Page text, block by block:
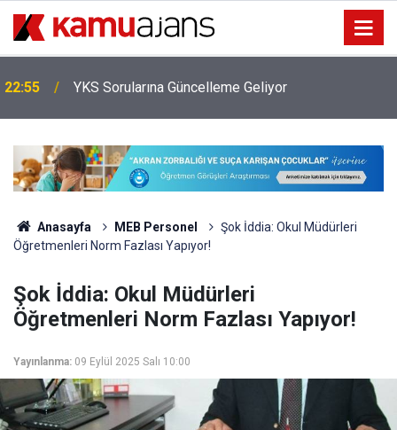
22:55 YKS Sorularına Güncelleme Geliyor
Anasayfa MEB Personel
Şok İddia: Okul Müdürleri
Öğretmenleri Norm Fazlası Yapıyor!
Şok İddia: Okul Müdürleri
Öğretmenleri Norm Fazlası Yapıyor!
Yayınlanma: 09 Eylül 2025 Salı 10:00